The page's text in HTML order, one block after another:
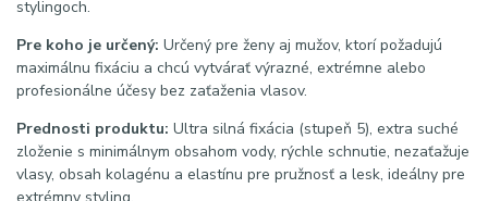
stylingoch.
Pre koho je určený: Určený pre ženy aj mužov, ktorí požadujú
maximálnu fixáciu a chcú vytvárať výrazné, extrémne alebo
profesionálne účesy bez zaťaženia vlasov.
Prednosti produktu: Ultra silná fixácia (stupeň 5), extra suché
zloženie s minimálnym obsahom vody, rýchle schnutie, nezaťažuje
vlasy, obsah kolagénu a elastínu pre pružnosť a lesk, ideálny pre
extrémny styling.